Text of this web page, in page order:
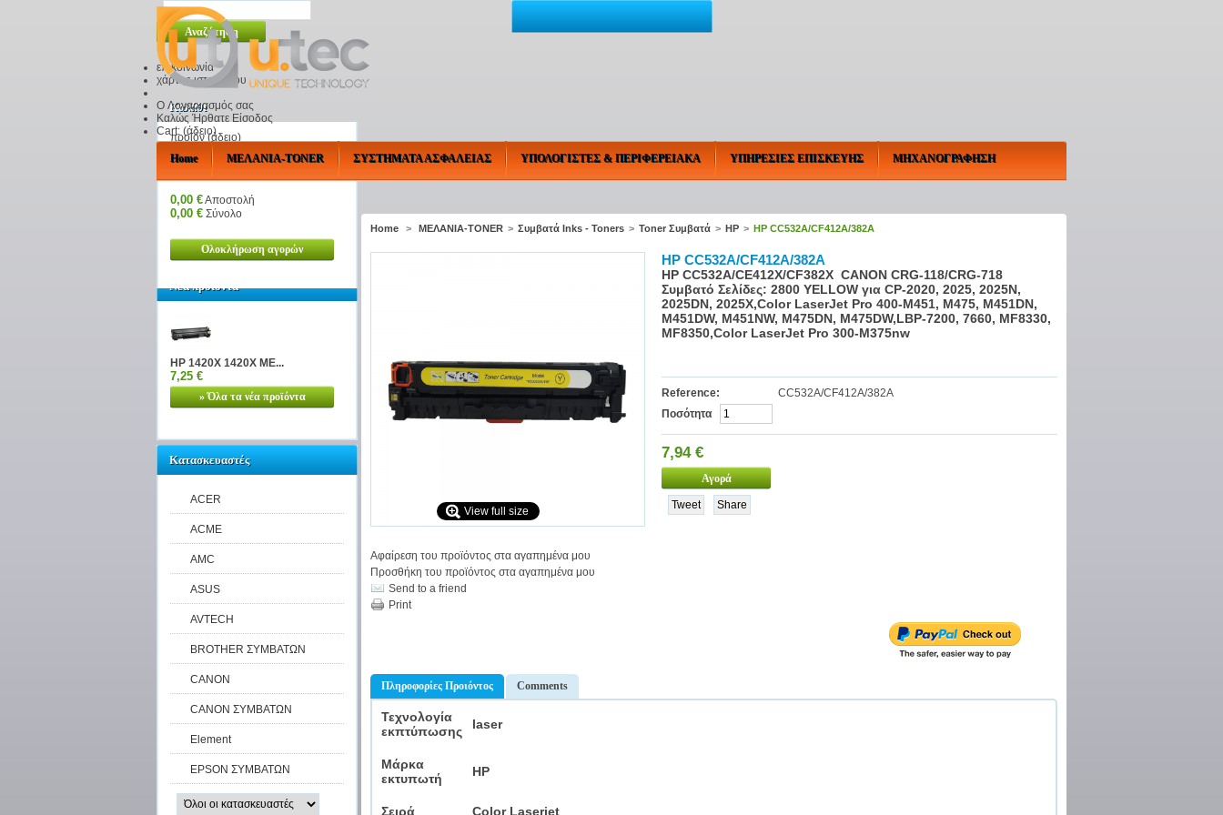
επικοινωνία
χάρτης ιστοχώρου
O Λογαριασμός σας
Καλώς Ήρθατε Είσοδος
Cart: (άδειο)
Home ΜΕΛΑΝΙΑ-TONER ΣΥΣΤΗΜΑΤΑ ΑΣΦΑΛΕΙΑΣ ΥΠΟΛΟΓΙΣΤΕΣ & ΠΕΡΙΦΕΡΕΙΑΚΑ ΥΠΗΡΕΣΙΕΣ ΕΠΙΣΚΕΥΗΣ ΜΗΧΑΝΟΓΡΑΦΗΣΗ
Καλάθι
προϊόν (άδειο)
Κανένα προϊόν
0,00 €Αποστολή
0,00 € Σύνολο
Ολοκλήρωση αγορών
Νέα προϊόντα
HP 1420X 1420X ΜΕ...
7,25 €
» Όλα τα νέα προϊόντα
Κατασκευαστές
ACER
ACME
AMC
ASUS
AVTECH
BROTHER ΣΥΜΒΑΤΩΝ
CANON
CANON ΣΥΜΒΑΤΩΝ
Element
EPSON ΣΥΜΒΑΤΩΝ
Home > ΜΕΛΑΝΙΑ-TONER > Συμβατά Inks - Toners > Toner Συμβατά > HP > HP CC532A/CF412A/382A
View full size
Αφαίρεση του προϊόντος στα αγαπημένα μου
Προσθήκη του προϊόντος στα αγαπημένα μου
Send to a friend
Print
HP CC532A/CF412A/382A
HP CC532A/CE412X/CF382X CANON CRG-118/CRG-718
Συμβατό Σελίδες: 2800 YELLOW για CP-2020, 2025, 2025N,
2025DN, 2025X,Color LaserJet Pro 400-M451, M475, M451DN,
M451DW, M451NW, M475DN, M475DW,LBP-7200, 7660, MF8330,
MF8350,Color LaserJet Pro 300-M375nw
Reference:
CC532A/CF412A/382A
Ποσότητα
7,94 €
Tweet Share
Πληροφορίες Προιόντος Comments
Τεχνολογία
εκπτύπωσης
laser
Μάρκα
εκτυπωτή
HP
Σειρά Color Laserjet